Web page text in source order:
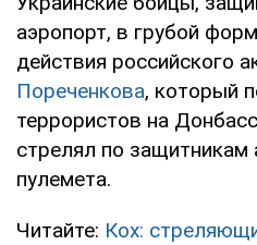
аэропорт, в грубой
действия российского
Пореченкова, который
террористов на
стрелял по защитникам
пулемета.
Читайте: Кох: